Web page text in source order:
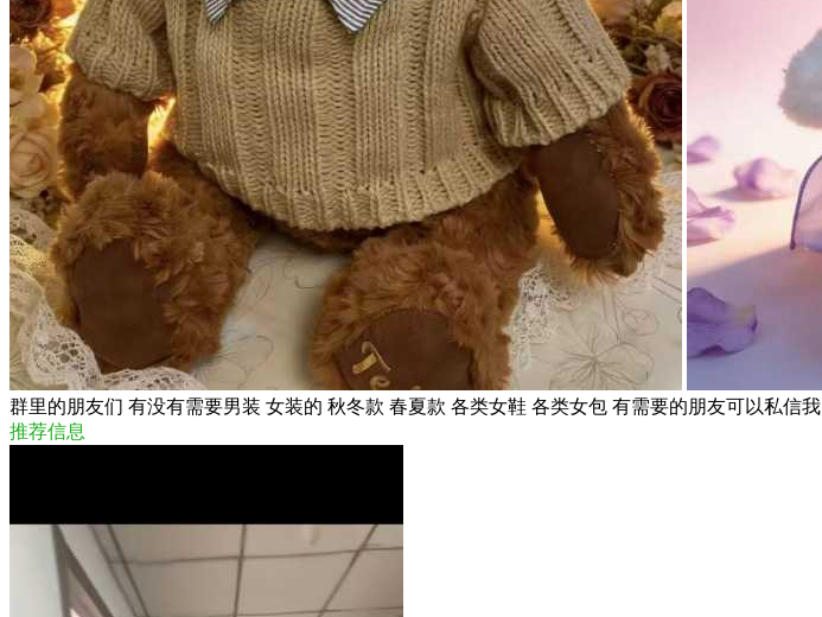
群里的朋友们 有没有需要男装 女装的 秋冬款 春夏款 各类女鞋 各类女包 有需要的朋友可以私信我
推荐信息